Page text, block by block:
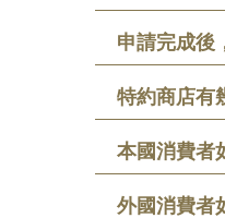
申請完成後
特約商店有
本國消費者
外國消費者